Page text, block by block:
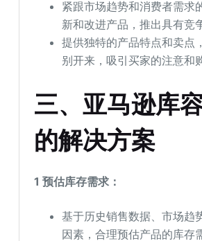
紧跟市场趋势和消费者需求
新和改进产品，推出具有竞
提供独特的产品特点和卖点
别开来，吸引买家的注意和
三、亚马逊库
的解决方案
1 预估库存需求：
基于历史销售数据、市场趋
因素，合理预估产品的库存